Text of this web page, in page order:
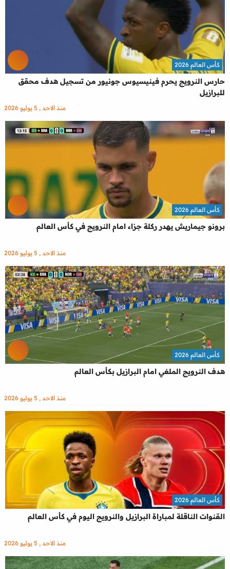
حارس النرويج يحرم فينيسيوس جونيور من تسجيل هدف محقق
للبرازيل
كأس العالم 2026
منذ الاحد , 5 يوليو 2026
برونو جيماريش يهدر ركلة جزاء امام النرويج في كأس العالم
كأس العالم 2026
منذ الاحد , 5 يوليو 2026
هدف النرويج الملغي امام البرازيل بكأس العالم
كأس العالم 2026
منذ الاحد , 5 يوليو 2026
القنوات الناقلة لمباراة البرازيل والنرويج اليوم في كأس العالم
كأس العالم 2026
منذ الاحد , 5 يوليو 2026